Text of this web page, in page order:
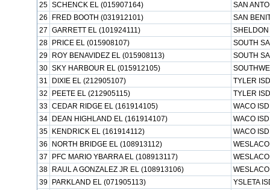
25 SCHENCK EL (015907164)
SAN
26
FRED BOOTH (031912101)
SAN
27 GARRETT EL (101924111)
SHELDON
28
PRICE EL (015908107)
SOUTH
29
ROY BENAVIDEZ EL (015908113)
SOUTH
30 SKY HARBOUR EL (015912105)
31
DIXIE EL (212905107)
TYLER ISD
32
PEETE EL (212905115)
TYLER ISD
33 CEDAR RIDGE EL (161914105)
WACO ISD
34
DEAN HIGHLAND EL (161914107)
WACO ISD
35
KENDRICK EL (161914112)
WACO ISD
36
NORTH BRIDGE EL (108913112)
37
PFC MARIO YBARRA EL (108913117)
38
RAUL A GONZALEZ JR EL (108913106)
39
PARKLAND EL (071905113)
YSLETA